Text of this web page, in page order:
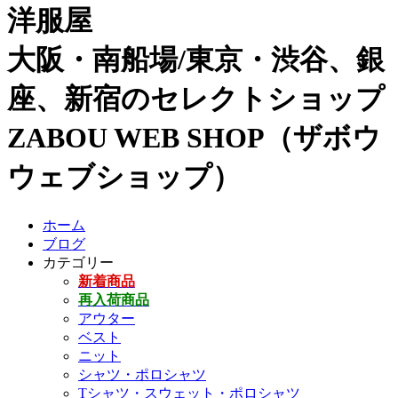
洋服屋
大阪・南船場/東京・渋谷、銀
座、新宿のセレクトショップ
ZABOU WEB SHOP（ザボウ
ウェブショップ）
ホーム
ブログ
カテゴリー
新着商品
再入荷商品
アウター
ベスト
ニット
シャツ・ポロシャツ
Tシャツ・スウェット・ポロシャツ